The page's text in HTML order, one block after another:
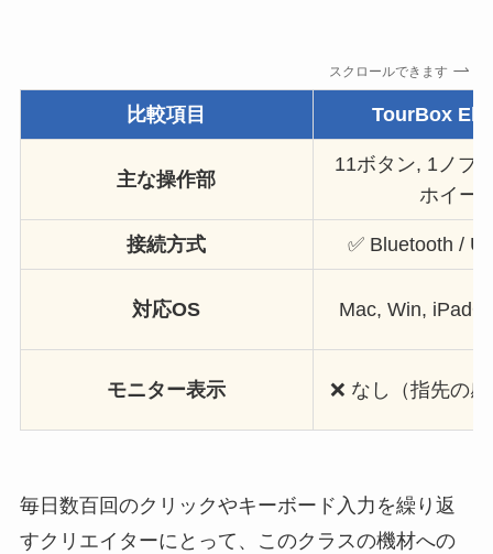
スクロールできます
比較項目 TourBox
主な操作部
11ボタン, 1ノブ,
ホイー
接続方式 ✅ Bluetooth /
対応OS Mac, Win,
モニター表示 ❌️ なし（指先の
毎日数百回のクリックやキーボード入力を繰り返
すクリエイターにとって、このクラスの機材への